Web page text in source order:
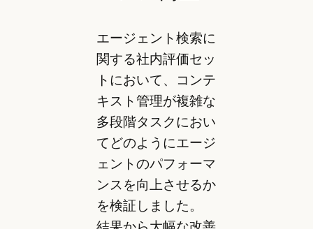
エージェント検索に
関する社内評価セッ
トにおいて、コンテ
キスト管理が複雑な
多段階タスクにおい
てどのようにエージ
ェントのパフォーマ
ンスを向上させるか
を検証しました。